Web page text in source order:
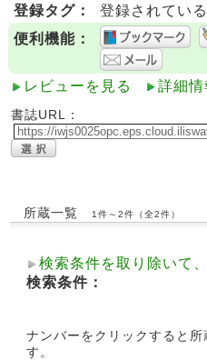
登録タグ：
登録されてい
便利機能：
レビューを見る 詳細情
書誌URL：
所蔵一覧 1件～2件（全2件）
検索条件を取り除いて
検索条件：
ナンバーをクリックすると
す。